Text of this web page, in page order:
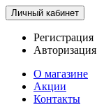
Личный кабинет
Регистрация
Авторизация
О магазине
Акции
Контакты